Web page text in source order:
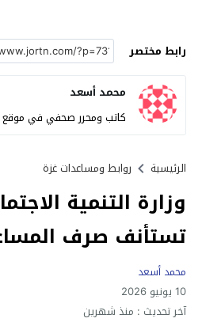
رابط مختصر
محمد أسعد
كاتب ومحرر صحفي في موقع
الرئيسية روابط ومساعدات غزة
وزارة التنمية
تستأنف صرف
محمد أسعد
10 يونيو 2026
آخر تحديث : منذ شهرين